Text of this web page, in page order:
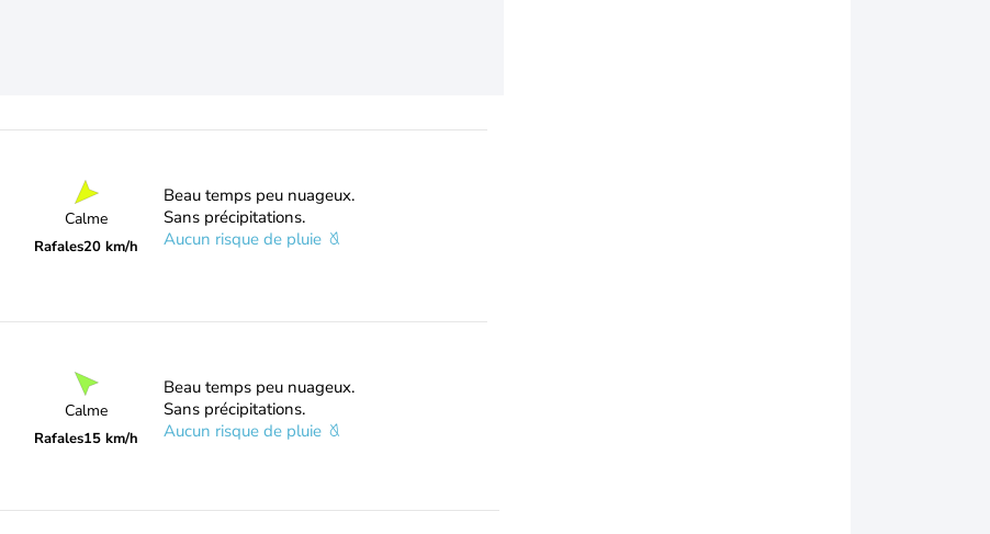
Calme
Rafales20 km/h
Beau temps peu nuageux.
Sans précipitations.
Aucun risque de pluie
Calme
Rafales15 km/h
Beau temps peu nuageux.
Sans précipitations.
Aucun risque de pluie